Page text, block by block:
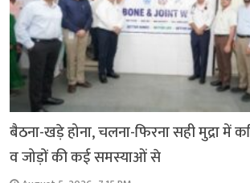
बैठना-खड़े होना, चलना-फिरना सही मुद्रा में
व जोड़ों की कई समस्याओं से